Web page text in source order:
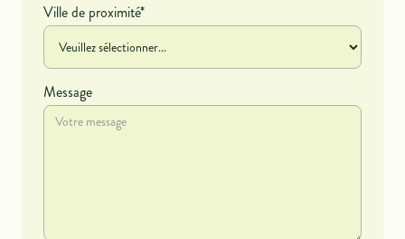
Ville de proximité*
Message